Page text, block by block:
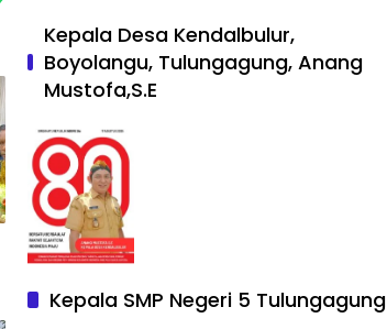
Kepala Desa Kendalbulur,
Boyolangu, Tulungagung, Anang
Mustofa,S.E
Kepala SMP Negeri 5 Tulungagung